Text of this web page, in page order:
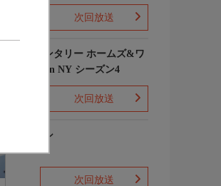
次回放送
エレメンタリー ホームズ&ワ
トソン in NY シーズン4
次回放送
下山メシ
次回放送